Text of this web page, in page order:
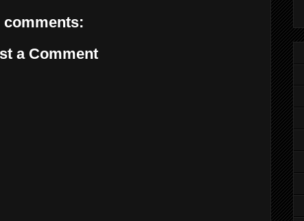
comments:
a Comment